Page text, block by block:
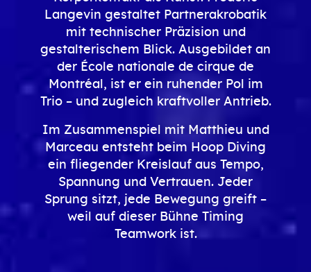
Langevin gestaltet Partnerakrobatik
mit technischer Präzision und
gestalterischem Blick. Ausgebildet an
der École nationale de cirque de
Montréal, ist er ein ruhender Pol im
Trio – und zugleich kraftvoller Antrieb.
Im Zusammenspiel mit Matthieu und
Marceau entsteht beim Hoop Diving
ein fliegender Kreislauf aus Tempo,
Spannung und Vertrauen. Jeder
Sprung sitzt, jede Bewegung greift –
weil auf dieser Bühne Timing
Teamwork ist.